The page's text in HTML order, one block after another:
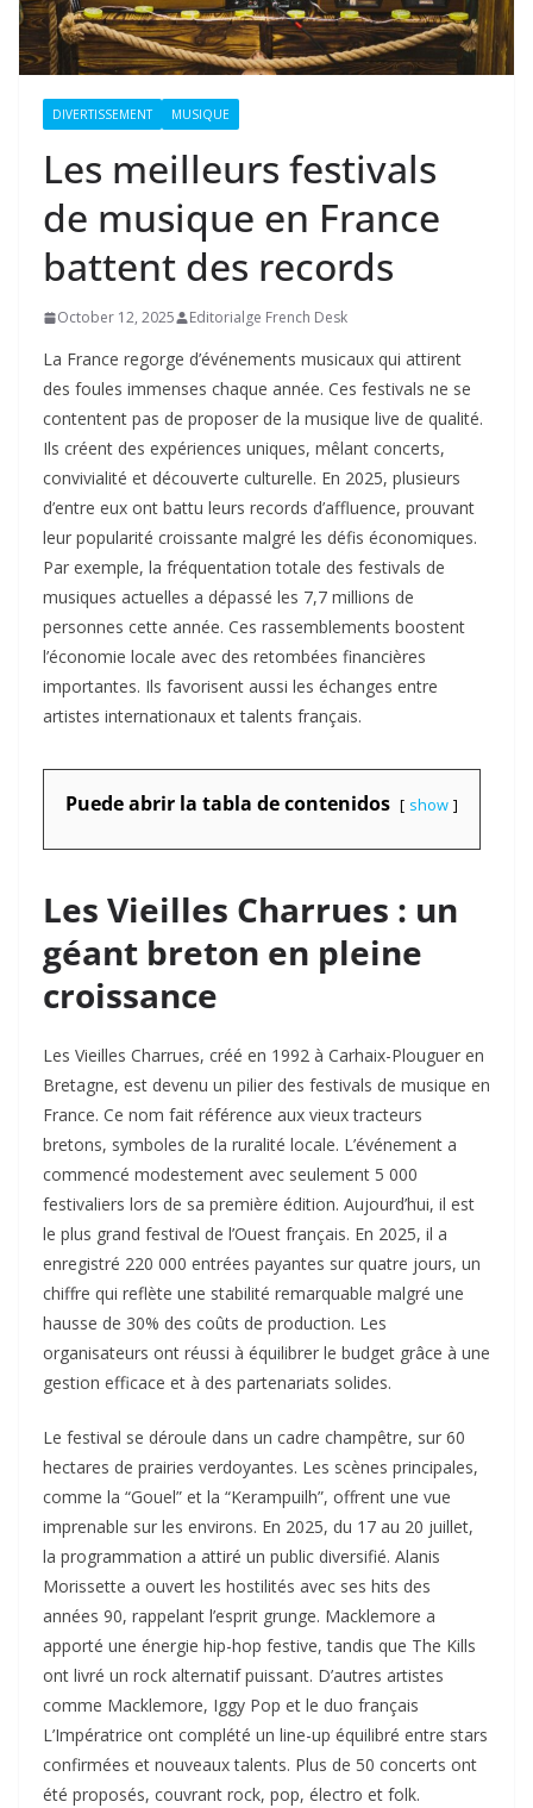
DIVERTISSEMENT MUSIQUE
Les meilleurs festivals
de musique en France
battent des records
October 12, 2025 Editorialge French Desk
La France regorge d’événements musicaux qui attirent
des foules immenses chaque année. Ces festivals ne se
contentent pas de proposer de la musique live de qualité.
Ils créent des expériences uniques, mêlant concerts,
convivialité et découverte culturelle. En 2025, plusieurs
d’entre eux ont battu leurs records d’affluence, prouvant
leur popularité croissante malgré les défis économiques.
Par exemple, la fréquentation totale des festivals de
musiques actuelles a dépassé les 7,7 millions de
personnes cette année. Ces rassemblements boostent
l’économie locale avec des retombées financières
importantes. Ils favorisent aussi les échanges entre
artistes internationaux et talents français.​
Puede abrir la tabla de contenidos show
Les Vieilles Charrues : un
géant breton en pleine
croissance
Les Vieilles Charrues, créé en 1992 à Carhaix-Plouguer en
Bretagne, est devenu un pilier des festivals de musique en
France. Ce nom fait référence aux vieux tracteurs
bretons, symboles de la ruralité locale. L’événement a
commencé modestement avec seulement 5 000
festivaliers lors de sa première édition. Aujourd’hui, il est
le plus grand festival de l’Ouest français. En 2025, il a
enregistré 220 000 entrées payantes sur quatre jours, un
chiffre qui reflète une stabilité remarquable malgré une
hausse de 30% des coûts de production. Les
organisateurs ont réussi à équilibrer le budget grâce à une
gestion efficace et à des partenariats solides.​
Le festival se déroule dans un cadre champêtre, sur 60
hectares de prairies verdoyantes. Les scènes principales,
comme la “Gouel” et la “Kerampuilh”, offrent une vue
imprenable sur les environs. En 2025, du 17 au 20 juillet,
la programmation a attiré un public diversifié. Alanis
Morissette a ouvert les hostilités avec ses hits des
années 90, rappelant l’esprit grunge. Macklemore a
apporté une énergie hip-hop festive, tandis que The Kills
ont livré un rock alternatif puissant. D’autres artistes
comme Macklemore, Iggy Pop et le duo français
L’Impératrice ont complété un line-up équilibré entre stars
confirmées et nouveaux talents. Plus de 50 concerts ont
été proposés, couvrant rock, pop, électro et folk.​